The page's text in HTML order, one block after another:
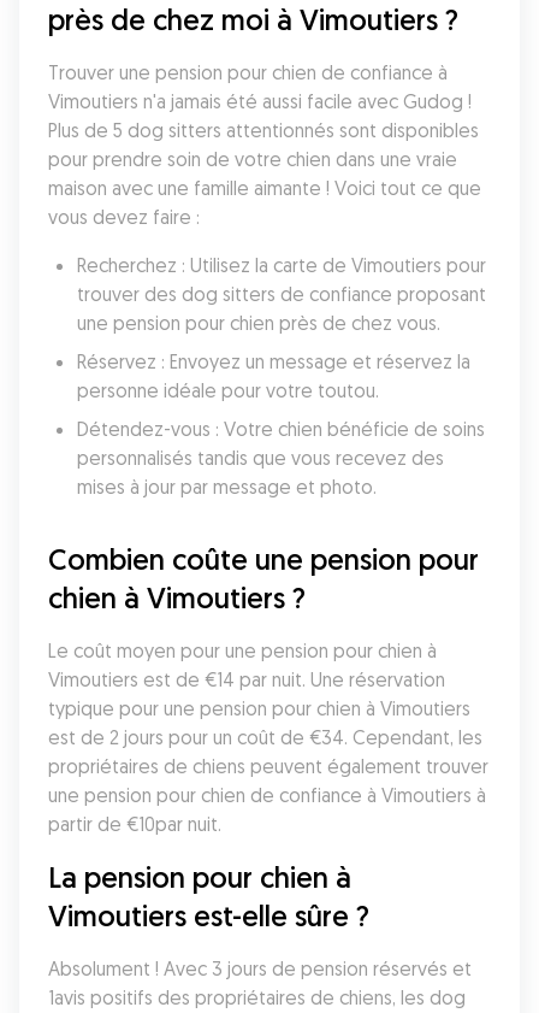
près de chez moi à Vimoutiers ?
Trouver une pension pour chien de confiance à
Vimoutiers n'a jamais été aussi facile avec Gudog !
Plus de 5 dog sitters attentionnés sont disponibles
pour prendre soin de votre chien dans une vraie
maison avec une famille aimante ! Voici tout ce que
vous devez faire :
Recherchez : Utilisez la carte de Vimoutiers pour
trouver des dog sitters de confiance proposant
une pension pour chien près de chez vous.
Réservez : Envoyez un message et réservez la
personne idéale pour votre toutou.
Détendez-vous : Votre chien bénéficie de soins
personnalisés tandis que vous recevez des
mises à jour par message et photo.
Combien coûte une pension pour
chien à Vimoutiers ?
Le coût moyen pour une pension pour chien à
Vimoutiers est de €14 par nuit. Une réservation
typique pour une pension pour chien à Vimoutiers
est de 2 jours pour un coût de €34. Cependant, les
propriétaires de chiens peuvent également trouver
une pension pour chien de confiance à Vimoutiers à
partir de €10par nuit.
La pension pour chien à
Vimoutiers est-elle sûre ?
Absolument ! Avec 3 jours de pension réservés et
1avis positifs des propriétaires de chiens, les dog